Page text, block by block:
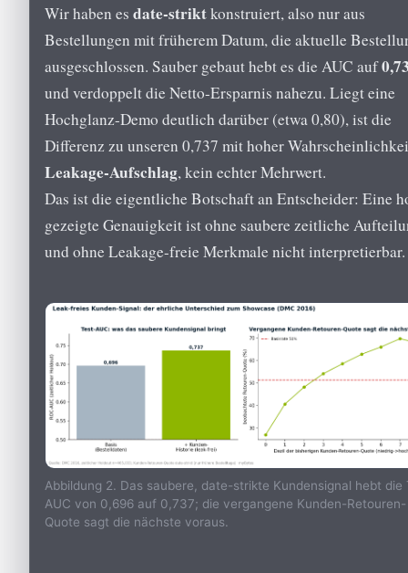
Wir haben es date-striktkonstruiert, also nur aus
Bestellungen mit früherem Datum, die aktuelle
ausgeschlossen. Sauber gebaut hebt es die AUC auf
und verdoppelt die Netto-Ersparnis nahezu. Liegt eine
Hochglanz-Demo deutlich darüber (etwa 0,80), ist die
Differenz zu unseren 0,737 mit hoher
Leakage-Aufschlag, kein echter Mehrwert.
Das ist die eigentliche Botschaft an Entscheider: Eine
gezeigte Genauigkeit ist ohne saubere zeitliche
und ohne Leakage-freie Merkmale nicht interpretierbar.
Abbildung 2. Das saubere, date-strikte Kundensignal hebt die
AUC von 0,696 auf 0,737; die vergangene Kunden-Retouren-
Quote sagt die nächste voraus.